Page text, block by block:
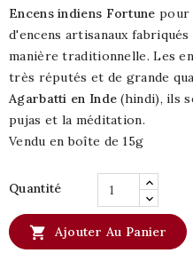
Encens indiens Fortune pour
d'encens artisanaux
manière traditionnelle. Les
très réputés et de grande
Agarbatti en Inde (hindi), ils
pujas et la méditation.
Vendu en boîte de 15g
Quantité
 Ajouter Au Panier